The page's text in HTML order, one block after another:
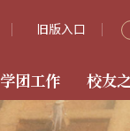
旧版入口
学团工作 校友